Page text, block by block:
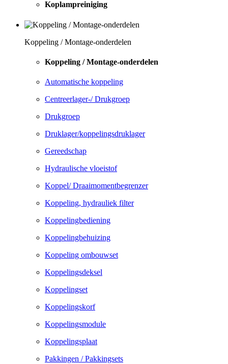
Koplampreiniging
Koppeling / Montage-onderdelen
Koppeling / Montage-onderdelen
Automatische koppeling
Centreerlager-/ Drukgroep
Drukgroep
Druklager/koppelingsdruklager
Gereedschap
Hydraulische vloeistof
Koppel/ Draaimomentbegrenzer
Koppeling, hydrauliek filter
Koppelingbediening
Koppelingbehuizing
Koppeling ombouwset
Koppelingsdeksel
Koppelingset
Koppelingskorf
Koppelingsmodule
Koppelingsplaat
Pakkingen / Pakkingsets